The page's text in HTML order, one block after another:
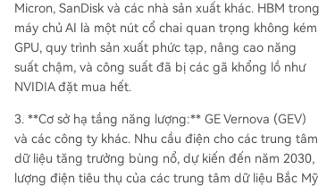
Micron, SanDisk và các nhà sản xuất khác. HBM trong
máy chủ AI là một nút cổ chai quan trọng không kém
GPU, quy trình sản xuất phức tạp, nâng cao năng
suất chậm, và công suất đã bị các gã khổng lồ như
NVIDIA đặt mua hết.
3. **Cơ sở hạ tầng năng lượng:** GE Vernova (GEV)
và các công ty khác. Nhu cầu điện cho các trung tâm
dữ liệu tăng trưởng bùng nổ, dự kiến đến năm 2030,
lượng điện tiêu thụ của các trung tâm dữ liệu Bắc Mỹ